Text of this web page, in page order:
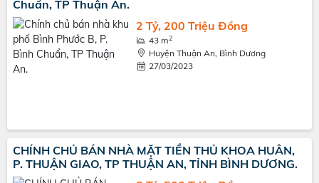
Chuẩn, TP Thuận An.
2 Tỷ, 200 Triệu Đồng
43 m2
Huyện Thuận An, Bình Dương
27/03/2023
CHÍNH CHỦ BÁN NHÀ MẶT TIỀN THỦ KHOA HUÂN,
P. THUẬN GIAO, TP THUẬN AN, TỈNH BÌNH DƯƠNG.